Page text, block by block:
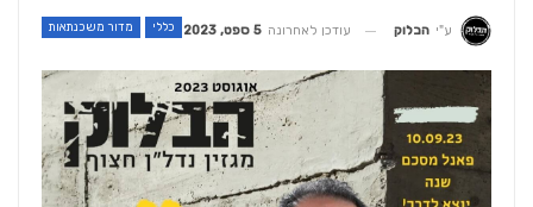
כללי מדור משכנתאות ע"י הבלוק עודכן לאחרונה 5 ספט, 2023